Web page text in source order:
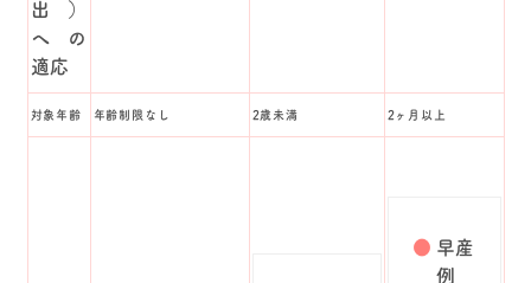
出）
への
適応
対象年齢 年齢制限なし 2歳未満 2ヶ月以上
早産
例